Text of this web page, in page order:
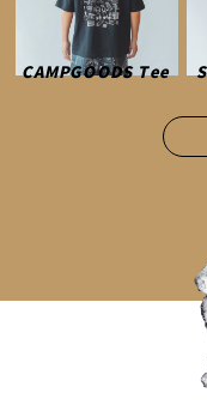
CAMPGOODS Tee